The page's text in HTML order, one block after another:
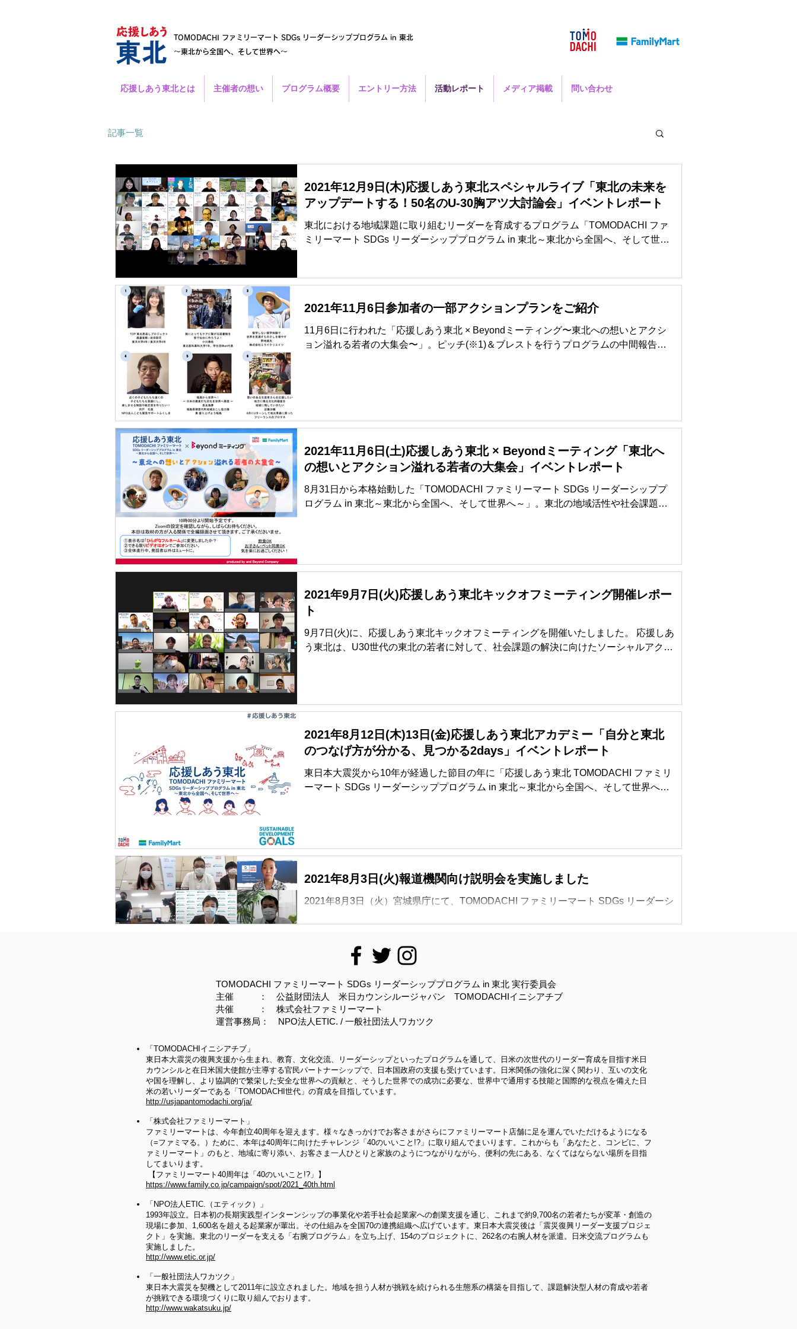
TOMODACHI ファミリーマート SDGs リーダーシッププログラム in 東北
～東北から全国へ、そして世界へ～
応援しあう東北とは 主催者の想い プログラム概要 エントリー方法 活動レポート メディア掲載 問い合わせ
記事一覧
2021年12月9日(木)応援しあう東北スペシャルライブ「東北の未来を
アップデートする！50名のU-30胸アツ大討論会」イベントレポート
東北における地域課題に取り組むリーダーを育成するプログラム「TOMODACHI ファ
ミリーマート SDGs リーダーシッププログラム in 東北～東北から全国へ、そして世界
2021年11月6日参加者の一部アクションプランをご紹介
11月6日に行われた「応援しあう東北 × Beyondミーティング〜東北への想いとアクシ
ョン溢れる若者の大集会〜」。ピッチ(※1)＆ブレストを行うプログラムの中間報告会
2021年11月6日(土)応援しあう東北 × Beyondミーティング「東北へ
の想いとアクション溢れる若者の大集会」イベントレポート
8月31日から本格始動した「TOMODACHI ファミリーマート SDGs リーダーシッププ
ログラム in 東北～東北から全国へ、そして世界へ～」。東北の地域活性や社会課題を
2021年9月7日(火)応援しあう東北キックオフミーティング開催レポー
ト
9月7日(火)に、応援しあう東北キックオフミーティングを開催いたしました。 応援しあ
う東北は、U30世代の東北の若者に対して、社会課題の解決に向けたソーシャルアクシ
2021年8月12日(木)13日(金)応援しあう東北アカデミー「自分と東北
のつなげ方が分かる、見つかる2days」イベントレポート
東日本大震災から10年が経過した節目の年に「応援しあう東北 TOMODACHI ファミリ
ーマート SDGs リーダーシッププログラム in 東北～東北から全国へ、そして世界へ
2021年8月3日(火)報道機関向け説明会を実施しました
2021年8月3日（火）宮城県庁にて、TOMODACHI ファミリーマート SDGs リーダーシ
TOMODACHI ファミリーマート SDGs リーダーシッププログラム in 東北 実行委員会
主催 ： 公益財団法人 米日カウンシルージャパン TOMODACHIイニシアチブ
共催 ： 株式会社ファミリーマート
運営事務局： NPO法人ETIC. / 一般社団法人ワカツク
「TOMODACHIイニシアチブ」
東日本大震災の復興支援から生まれ、教育、文化交流、リーダーシップといったプログラムを通して、日米の次世代のリーダー育成を目指す米日
カウンシルと在日米国大使館が主導する官民パートナーシップで、日本国政府の支援も受けています。日米関係の強化に深く関わり、互いの文化
や国を理解し、より協調的で繁栄した安全な世界への貢献と、そうした世界での成功に必要な、世界中で通用する技能と国際的な視点を備えた日
米の若いリーダーである「TOMODACHI世代」の育成を目指しています。
http://usjapantomodachi.org/ja/
「株式会社ファミリーマート」
ファミリーマートは、今年創立40周年を迎えます。様々なきっかけでお客さまがさらにファミリーマート店舗に足を運んでいただけるようになる
（=ファミマる。）ために、本年は40周年に向けたチャレンジ「40のいいこと!?」に取り組んでまいります。これからも「あなたと、コンビに、フ
ァミリーマート」のもと、地域に寄り添い、お客さま一人ひとりと家族のようにつながりながら、便利の先にある、なくてはならない場所を目指
してまいります。
【ファミリーマート40周年は「40のいいこと!?」】
https://www.family.co.jp/campaign/spot/2021_40th.html
「NPO法人ETIC.（エティック）」
1993年設立。日本初の長期実践型インターンシップの事業化や若手社会起業家への創業支援を通じ、これまで約9,700名の若者たちが変革・創造の
現場に参加、1,600名を超える起業家が輩出。その仕組みを全国70の連携組織へ広げています。東日本大震災後は「震災復興リーダー支援プロジェ
クト」を実施。東北のリーダーを支える「右腕プログラム」を立ち上げ、154のプロジェクトに、262名の右腕人材を派遣。日米交流プログラムも
実施しました。
http://www.etic.or.jp/
「一般社団法人ワカツク」
東日本大震災を契機として2011年に設立されました。地域を担う人材が挑戦を続けられる生態系の構築を目指して、課題解決型人材の育成や若者
が挑戦できる環境づくりに取り組んでおります。
http://www.wakatsuku.jp/